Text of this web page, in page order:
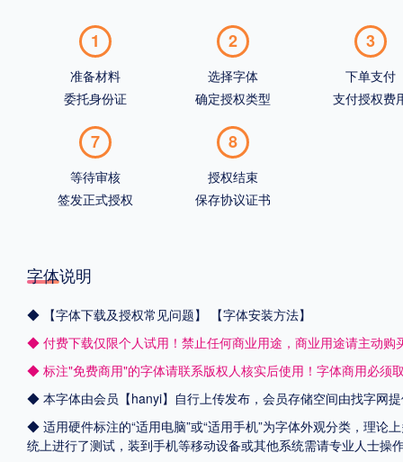
1
准备材料
委托身份证
2
选择字体
确定授权类型
3
下单支付
支付授权费
7
等待审核
签发正式授权
8
授权结束
保存协议证书
字体说明
◆ 【字体下载及授权常见问题】
【字体安装方法】
◆ 付费下载仅限个人试用！禁止任何商业用途，商业用途请主动购
◆ 标注"免费商用"的字体请联系版权人核实后使用！字体商用必须
◆ 本字体由会员【hanyi】自行上传发布，会员存储空间由找字网
◆ 适用硬件标注的“适用电脑”或“适用手机”为字体外观分类，理论
统上进行了测试，装到手机等移动设备或其他系统需请专业人士